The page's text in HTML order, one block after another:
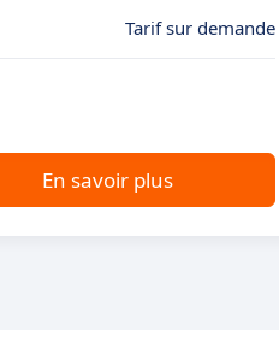
Tarif sur demande
En savoir plus